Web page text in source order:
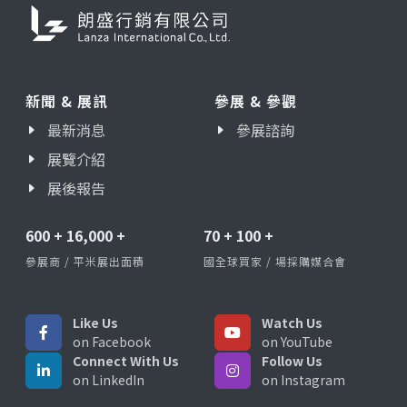
新聞 & 展訊
最新消息
展覽介紹
展後報告
參展 & 參觀
參展諮詢
600 + 16,000 +
參展商 / 平米展出面積
70 + 100 +
國全球買家 / 場採購媒合會
Like Us
on Facebook
Watch Us
on YouTube
Connect With Us
on LinkedIn
Follow Us
on Instagram